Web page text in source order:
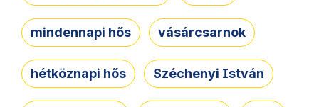
mindennapi hős vásárcsarnok
hétköznapi hős Széchenyi István